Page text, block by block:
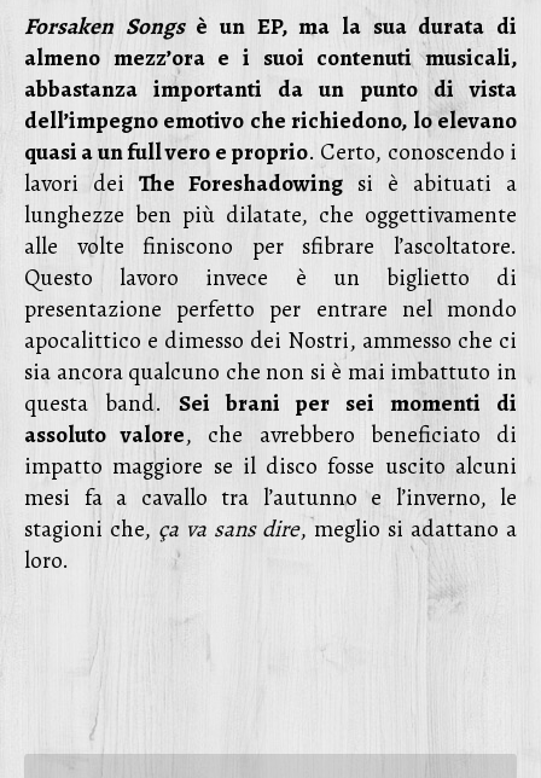
Forsaken Songsè un EP, ma la sua durata di
almeno mezz’ora e i suoi contenuti musicali,
abbastanza importanti da un punto di vista
dell’impegno emotivo che richiedono, lo elevano
quasi a un full vero e proprio. Certo, conoscendo i
lavori dei The Foreshadowing si è abituati a
lunghezze ben più dilatate, che oggettivamente
alle volte finiscono per sfibrare l’ascoltatore.
Questo lavoro invece è un biglietto di
presentazione perfetto per entrare nel mondo
apocalittico e dimesso dei Nostri, ammesso che ci
sia ancora qualcuno che non si è mai imbattuto in
questa band. Sei brani per sei momenti di
assoluto valore, che avrebbero beneficiato di
impatto maggiore se il disco fosse uscito alcuni
mesi fa a cavallo tra l’autunno e l’inverno, le
stagioni che, ça va sans dire, meglio si adattano a
loro.